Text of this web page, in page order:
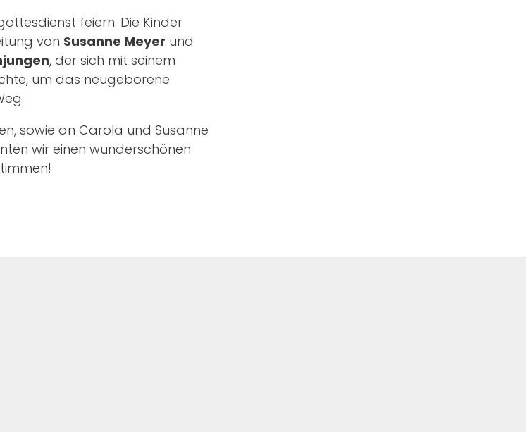
feiern: Die Kinder
von Susanne Meyer und
, der sich mit seinem
um das neugeborene
sowie an Carola und Susanne
wir einen wunderschönen